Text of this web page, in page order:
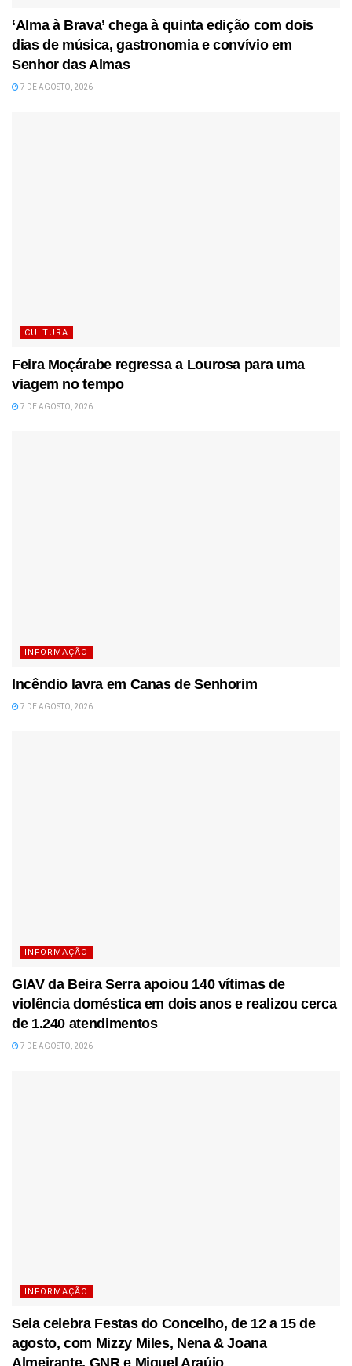
‘Alma à Brava’ chega à quinta edição com dois
dias de música, gastronomia e convívio em
Senhor das Almas
7 DE AGOSTO, 2026
CULTURA
Feira Moçárabe regressa a Lourosa para uma
viagem no tempo
7 DE AGOSTO, 2026
INFORMAÇÃO
Incêndio lavra em Canas de Senhorim
7 DE AGOSTO, 2026
INFORMAÇÃO
GIAV da Beira Serra apoiou 140 vítimas de
violência doméstica em dois anos e realizou cerca
de 1.240 atendimentos
7 DE AGOSTO, 2026
INFORMAÇÃO
Seia celebra Festas do Concelho, de 12 a 15 de
agosto, com Mizzy Miles, Nena & Joana
Almeirante, GNR e Miguel Araújo